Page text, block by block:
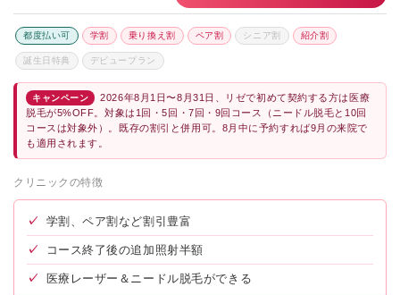
都度払い可 学割 乗り換え割 ペア割 シニア割 紹介割
誕生日特典 デビュープラン
キャンペーン
2026年8月1日〜8月31日、リゼで初めて契約する方は医療
脱毛が5%OFF。対象は1回・5回・7回・9回コース（ニードル脱毛と10回
コースは対象外）。既存の割引と併用可。8月中に予約すれば9月の来院で
も適用されます。
クリニックの特徴
✓ 学割、ペア割など割引豊富
✓ コース終了後の追加照射半額
✓ 医療レーザー＆ニードル脱毛ができる